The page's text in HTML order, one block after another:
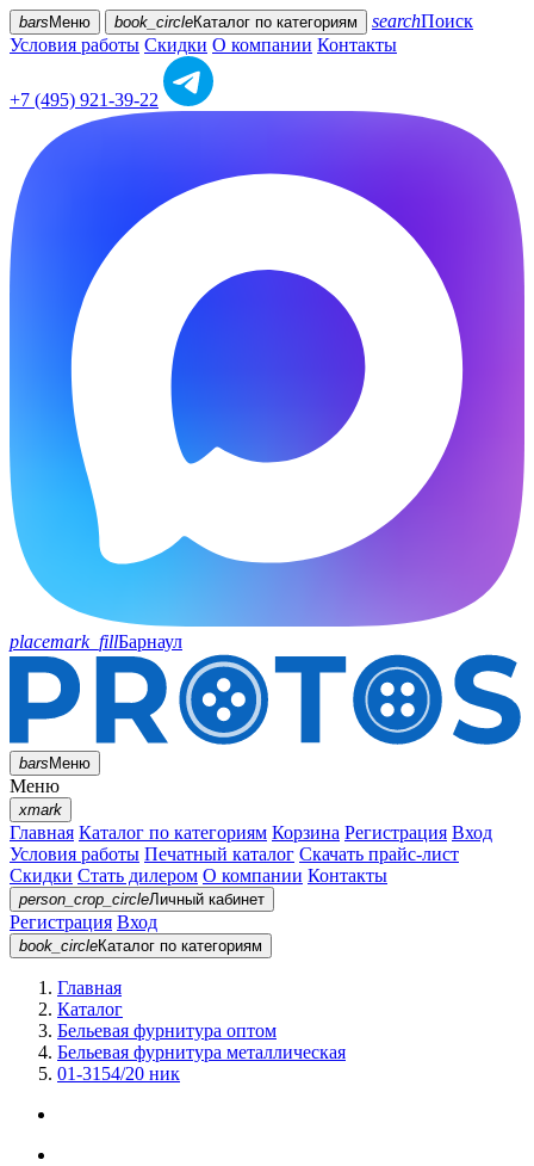
bars Меню book_circleКаталог по категориям searchПоиск
Условия работы Скидки О компании Контакты
+7 (495) 921-39-22
placemark_fillБарнаул
barsМеню
Меню
xmark
Главная Каталог по категориям Корзина Регистрация Вход
Условия работы Печатный каталог Скачать прайс-лист
Скидки Стать дилером О компании Контакты
person_crop_circleЛичный кабинет
Регистрация Вход
book_circleКаталог по категориям
Главная
Каталог
Бельевая фурнитура оптом
Бельевая фурнитура металлическая
01-3154/20 ник